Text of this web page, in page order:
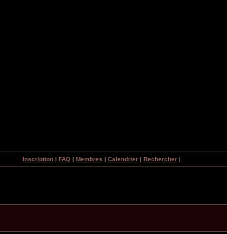
Inscription| FAQ| Membres | Calendrier| Rechercher|